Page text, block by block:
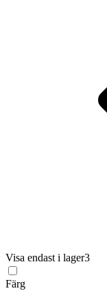
Visa endast i lager3
Färg